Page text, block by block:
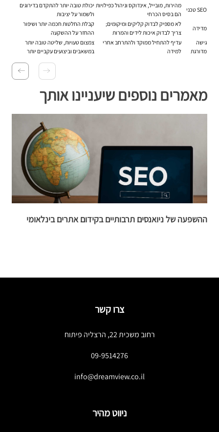
SEO טכני
מהירות, מובייל, אינדוקס וניהול כפילויות
הם בסיס הכרחי
יכולת טובה יותר להתקדם בדירוגים
ולשמור על יציבות
מדידה
לא מספיק לבדוק קליקים ומיקומים;
צריך לבדוק איכות לידים והמרות
קבלת החלטות חכמה יותר ושיפור
ההחזר על ההשקעה
גישה
מדורגת
עדיף להתחיל ממוקד ולהתרחב אחרי
למידה
צמצום טעויות, שליטה טובה יותר
במשאבים וביצועים עקביים יותר
מאמרים נוספים שיעניינו אותך
ההשפעה של ניואנסים תרבותיים בקידום אתרים בינלאומי
צרו קשר
רחוב משכית 22, הרצליה פיתוח
09-9514276
info@dreamview.co.il
ניווט מהיר